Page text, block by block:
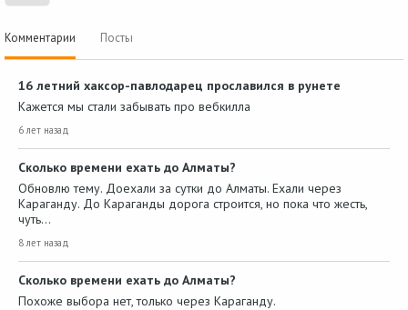
Комментарии Посты
16 летний хаксор-павлодарец прославился в рунете
Кажется мы стали забывать про вебкилла
6 лет назад
Сколько времени ехать до Алматы?
Обновлю тему. Доехали за сутки до Алматы. Ехали через
Караганду. До Караганды дорога строится, но пока что жесть,
чуть…
8 лет назад
Сколько времени ехать до Алматы?
Похоже выбора нет, только через Караганду.